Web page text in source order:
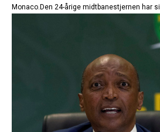
Monaco.Den 24-årige midtbanestjernen har